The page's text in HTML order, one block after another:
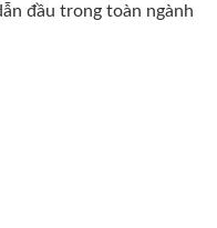
đầu trong toàn ngành